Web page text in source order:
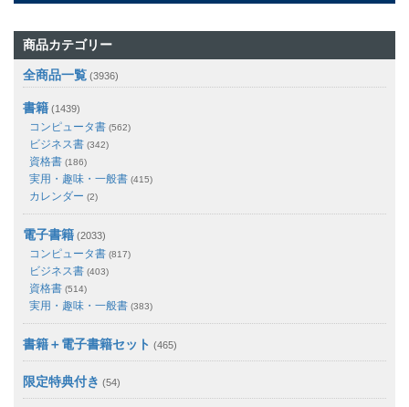
商品カテゴリー
全商品一覧 (3936)
書籍 (1439)
コンピュータ書 (562)
ビジネス書 (342)
資格書 (186)
実用・趣味・一般書 (415)
カレンダー (2)
電子書籍 (2033)
コンピュータ書 (817)
ビジネス書 (403)
資格書 (514)
実用・趣味・一般書 (383)
書籍＋電子書籍セット (465)
限定特典付き (54)